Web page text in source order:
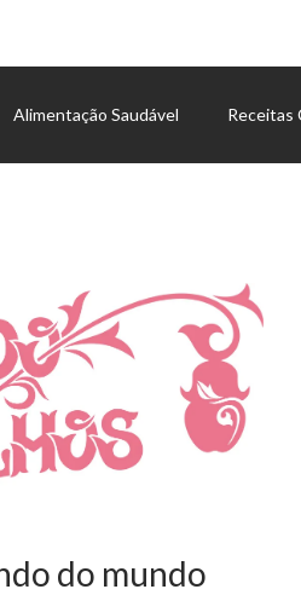
Alimentação Saudável Receitas
do mundo